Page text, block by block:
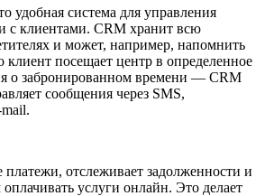
удобная система для управления
с клиентами. CRM хранит всю
и может, например, напомнить
клиент посещает центр в определенное
о забронированном времени — CRM
сообщения через SMS,
отслеживает задолженности и
услуги онлайн. Это делает